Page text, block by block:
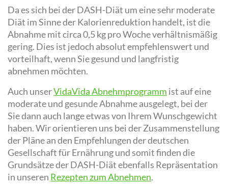
Da es sich bei der DASH-Diät um eine sehr moderate
Diät im Sinne der Kalorienreduktion handelt, ist die
Abnahme mit circa 0,5 kg pro Woche verhältnismäßig
gering. Dies ist jedoch absolut empfehlenswert und
vorteilhaft, wenn Sie gesund und langfristig
abnehmen möchten.
Auch unserVidaVida Abnehmprogramm ist auf eine
moderate und gesunde Abnahme ausgelegt, bei der
Sie dann auch lange etwas von Ihrem Wunschgewicht
haben. Wir orientieren uns bei der Zusammenstellung
der Pläne an den Empfehlungen der deutschen
Gesellschaft für Ernährung und somit finden die
Grundsätze der DASH-Diät ebenfalls Repräsentation
in unseren Rezepten zum Abnehmen.